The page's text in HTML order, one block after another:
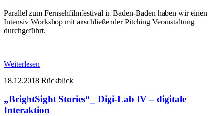
Parallel zum Fernsehfilmfestival in Baden-Baden haben wir einen
Intensiv-Workshop mit anschließender Pitching Veranstaltung
durchgeführt.
Weiterlesen
18.12.2018 Rückblick
„BrightSight Stories“_ Digi-Lab IV – digitale
Interaktion